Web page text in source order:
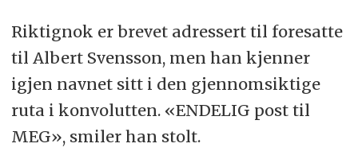
Riktignok er brevet adressert til foresatte
til Albert Svensson, men han kjenner
igjen navnet sitt i den gjennomsiktige
ruta i konvolutten. «ENDELIG post til
MEG», smiler han stolt.